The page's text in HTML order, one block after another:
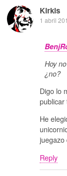
Kirkis
1 abril
Hoy
¿no?
Digo lo
publicar
He
juegazo
Reply